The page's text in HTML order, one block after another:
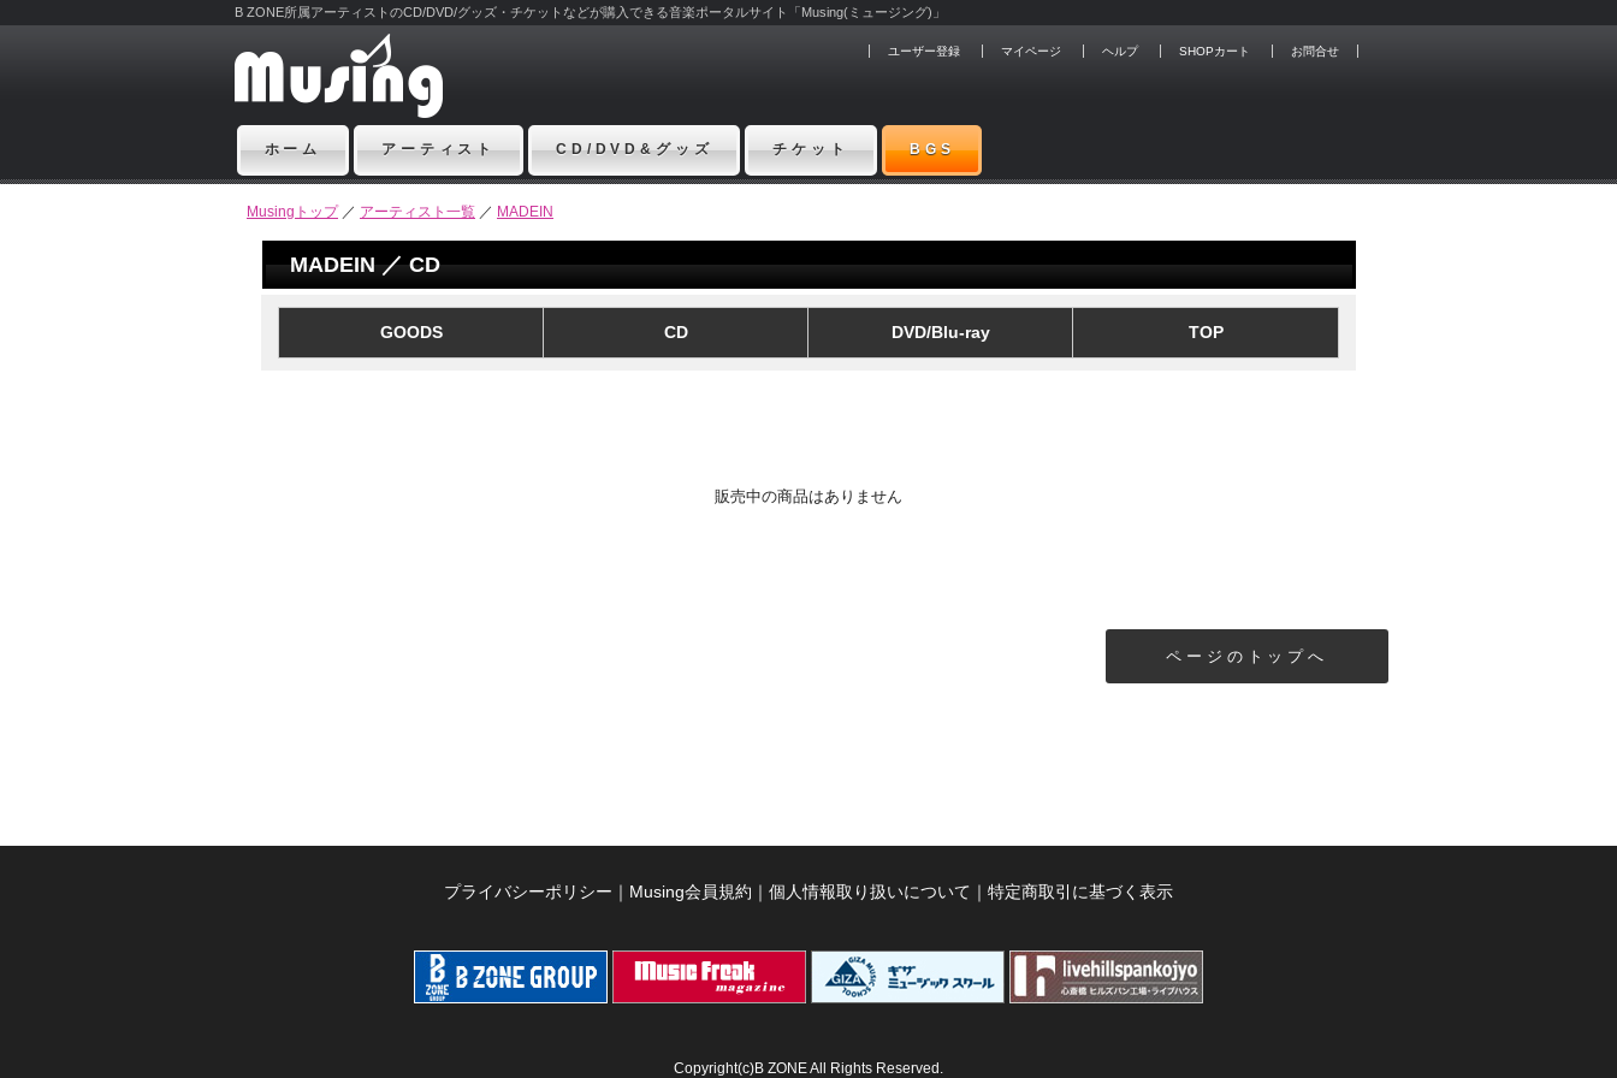
B ZONE所属アーティストのCD/DVD/グッズ・チケットなどが購入できる音楽ポータルサイト「Musing(ミュージング)」
ユーザー登録 マイページ ヘルプ SHOPカート お問合せ
ホーム アーティスト CD/DVD&グッズ チケット BGS
Musingトップ／ アーティスト一覧 ／ MADEIN
MADEIN ／ CD
GOODS CD DVD/Blu-ray TOP
販売中の商品はありません
ページのトップへ
プライバシーポリシー ｜ Musing会員規約 ｜ 個人情報取り扱いについて ｜ 特定商取引に基づく表示
Copyright(c)B ZONE All Rights Reserved.